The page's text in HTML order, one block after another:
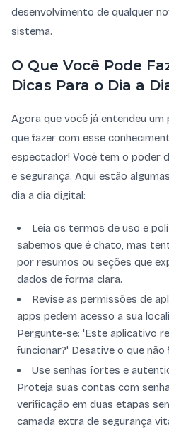
desenvolvimento de qualquer
sistema.
O Que Você Pode
Dicas Para o Dia a
Agora que você já entendeu um
que fazer com esse
espectador! Você tem o poder
e segurança. Aqui estão
dia a dia digital:
Leia os termos de uso e
sabemos que é chato, mas
por resumos ou seções que
dados de forma clara.
Revise as permissões de
apps pedem acesso a sua
Pergunte-se: 'Este aplicativo
funcionar?' Desative o que não
Use senhas fortes e
Proteja suas contas com
verificação em duas etapas
camada extra de segurança